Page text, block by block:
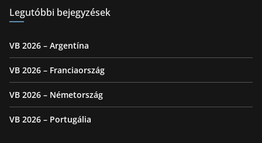
Legutóbbi bejegyzések
VB 2026 – Argentína
VB 2026 – Franciaország
VB 2026 – Németország
VB 2026 – Portugália